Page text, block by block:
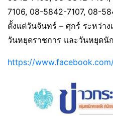
7106, 08-5842-7107, 08-
ตั้งแต่วันจันทร์ – ศุกร์ ระหว่าง
วันหยุดราชการ และวันหยุดนั
https://